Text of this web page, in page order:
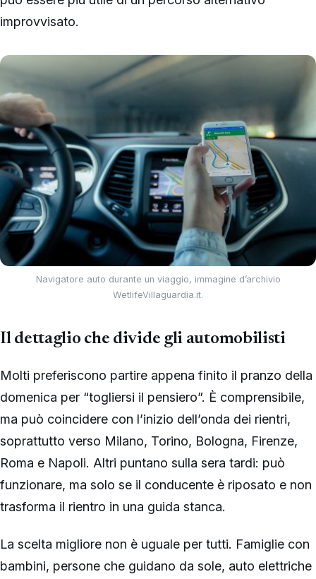
improvvisato.
Navigatore auto durante un viaggio, immagine d’archivio
WetlifeVillaguardia.it.
Il dettaglio che divide gli automobilisti
Molti preferiscono partire appena finito il pranzo della
domenica per “togliersi il pensiero”. È comprensibile,
ma può coincidere con l’inizio dell’onda dei rientri,
soprattutto verso Milano, Torino, Bologna, Firenze,
Roma e Napoli. Altri puntano sulla sera tardi: può
funzionare, ma solo se il conducente è riposato e non
trasforma il rientro in una guida stanca.
La scelta migliore non è uguale per tutti. Famiglie con
bambini, persone che guidano da sole, auto elettriche